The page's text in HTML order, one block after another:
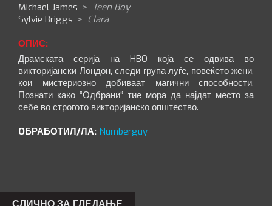
Michael James > Teen Boy
Sylvie Briggs > Clara
ОПИС:
Драмската серија на HBO која се одвива во
викторијански Лондон, следи група луѓе, повеќето жени,
кои мистериозно добиваат магични способности.
Познати како “Одбрани“ тие мора да најдат место за
себе во строгото викторијанско општество.
OБРАБОТИЛ/ЛА: Numberguy